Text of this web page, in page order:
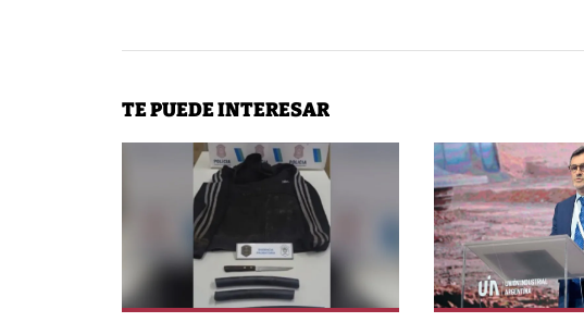
TE PUEDE INTERESAR